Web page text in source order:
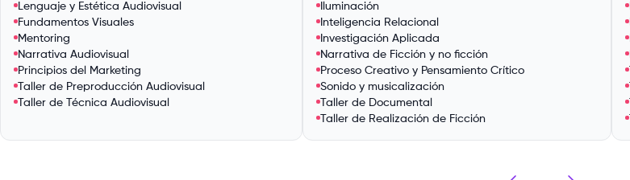
Lenguaje y Estética Audiovisual
Fundamentos Visuales
Mentoring
Narrativa Audiovisual
Principios del Marketing
Taller de Preproducción Audiovisual
Taller de Técnica Audiovisual
Iluminación
Inteligencia Relacional
Investigación Aplicada
Narrativa de Ficción y no ficción
Proceso Creativo y Pensamiento Crítico
Sonido y musicalización
Taller de Documental
Taller de Realización de Ficción